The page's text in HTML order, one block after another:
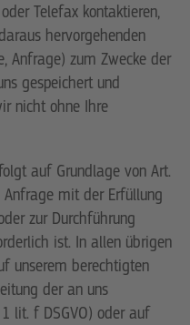
Telefax kontaktieren,
hervorgehenden
Anfrage) zum Zwecke der
gespeichert und
nicht ohne Ihre
auf Grundlage von Art.
Anfrage mit der Erfüllung
zur Durchführung
ist. In allen übrigen
unserem berechtigten
der an uns
lit. f DSGVO) oder auf